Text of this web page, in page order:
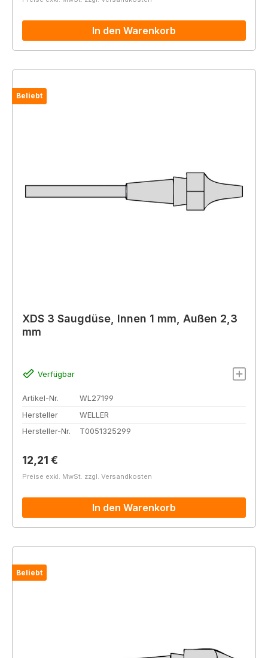
In den Warenkorb
Beliebt
XDS 3 Saugdüse, Innen 1 mm, Außen 2,3
mm
Verfügbar
Artikel-Nr.
WL27199
Hersteller
WELLER
Hersteller-Nr.
T0051325299
Regulärer Preis:
12,21 €
Preise exkl. MwSt. zzgl. Versandkosten
In den Warenkorb
Beliebt